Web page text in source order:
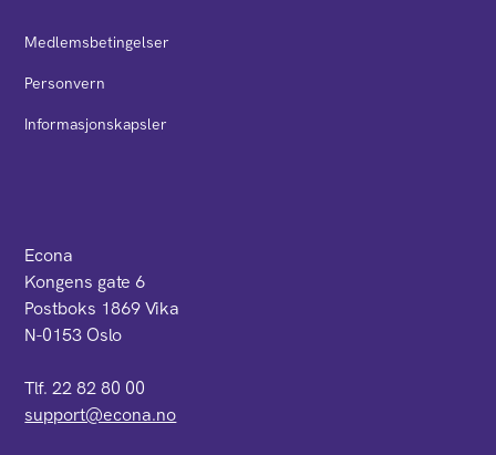
Medlemsbetingelser
Personvern
Informasjonskapsler
Econa
Kongens gate 6
Postboks 1869 Vika
N-0153 Oslo
Tlf. 22 82 80 00
support@econa.no